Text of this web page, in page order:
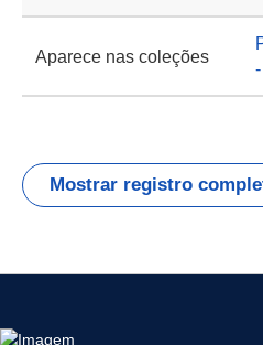
Aparece nas coleções
Mostrar registro